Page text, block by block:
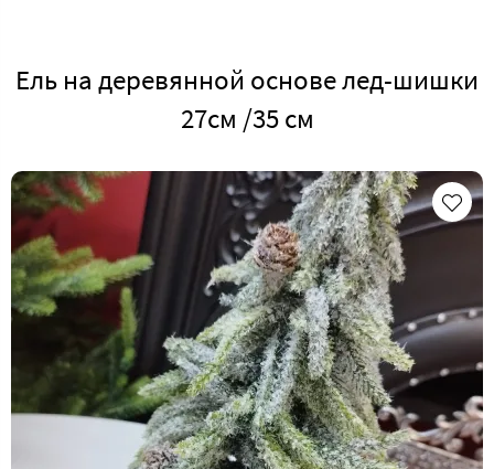
Ель на деревянной основе лед-шишки
27см /35 см